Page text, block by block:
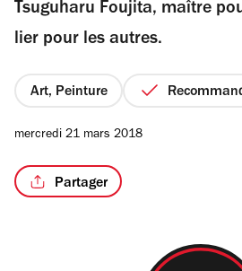
Tsuguharu Foujita, maître
lier pour les autres.
Art, Peinture
mercredi 21 mars 2018
Partager